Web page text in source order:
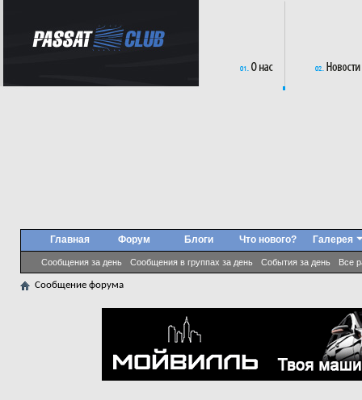
Главная Форум Блоги Что нового?
Сообщения за день Сообщения в группах за день События за день Все
Галерея
Сообщение форума